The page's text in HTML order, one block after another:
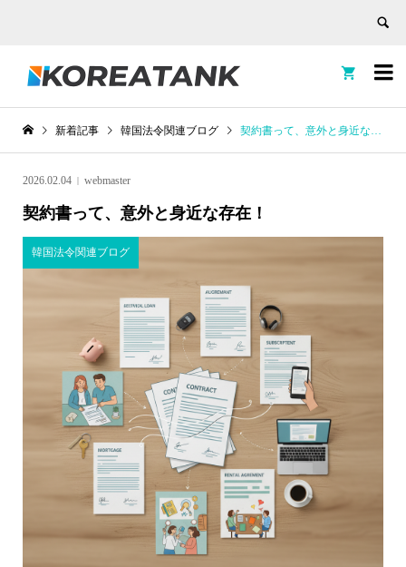


新着記事 韓国法令関連ブログ 契約書って、意外と身近な存在！
2026.02.04 webmaster
契約書って、意外と身近な存在！
韓国法令関連ブログ